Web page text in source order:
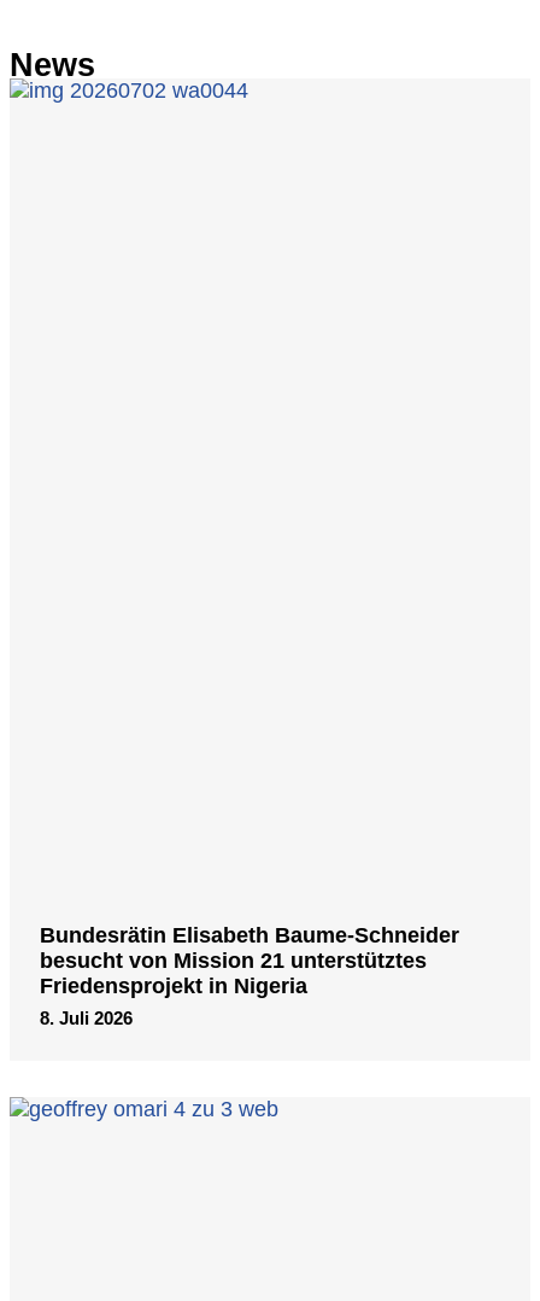
News
Bundesrätin Elisabeth Baume-Schneider
besucht von Mission 21 unterstütztes
Friedensprojekt in Nigeria
8. Juli 2026